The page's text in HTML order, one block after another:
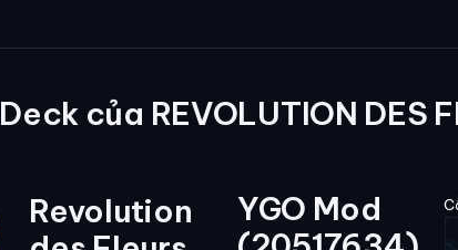
Deck của REVOLUTION DES
Revolution
YGO Mod